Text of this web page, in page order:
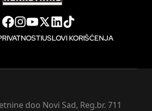
USLOVI KORIŠĆENJA
doo Novi Sad, Reg.br. 711